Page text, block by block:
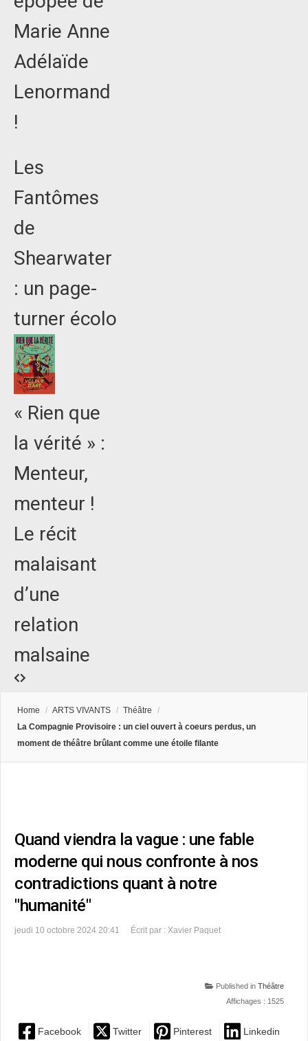
Marie Anne
Adélaïde
Lenormand
!
Les
Fantômes
de
Shearwater
: un page-
turner écolo
« Rien que
la vérité » :
Menteur,
menteur !
Le récit
malaisant
d’une
relation
malsaine
Home / ARTS VIVANTS / Théâtre
/
La Compagnie Provisoire : un ciel ouvert à coeurs perdus, un
moment de théâtre brûlant comme une étoile filante
Quand viendra la vague : une fable
moderne qui nous confronte à nos
contradictions quant à notre
"humanité"
jeudi 10 octobre 2024 20:41 Écrit par : Xavier Paquet
Published in Théâtre
Affichages : 1525
Facebook Twitter Pinterest Linkedin